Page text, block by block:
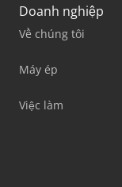
Doanh nghiệp
Về chúng tôi
Máy ép
Việc làm